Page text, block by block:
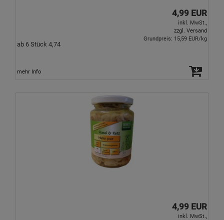
4,99 EUR
inkl. MwSt.,
zzgl. Versand
ab 6 Stück 4,74
Grundpreis: 15,59 EUR/kg
mehr Info
4,99 EUR
inkl. MwSt.,